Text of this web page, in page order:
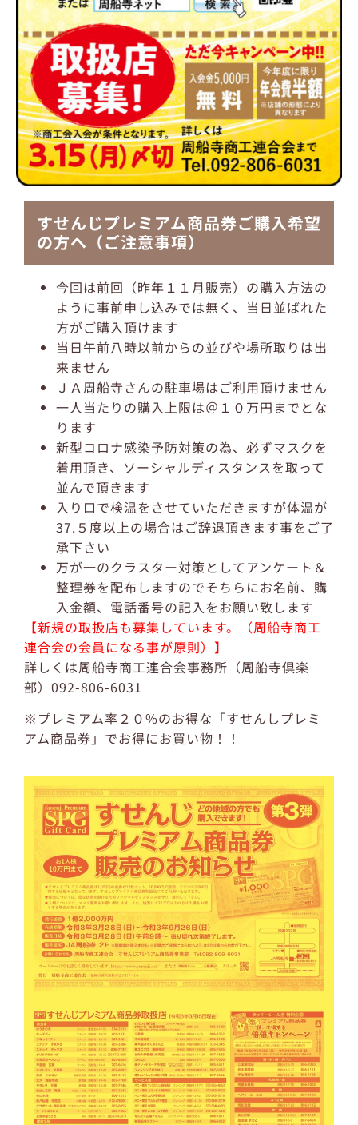
すせんじプレミアム商品券ご購入希望
の方へ（ご注意事項）
今回は前回（昨年１１月販売）の購入方法の
ように事前申し込みでは無く、当日並ばれた
方がご購入頂けます
当日午前八時以前からの並びや場所取りは出
来ません
ＪＡ周船寺さんの駐車場はご利用頂けません
一人当たりの購入上限は＠１０万円までとな
ります
新型コロナ感染予防対策の為、必ずマスクを
着用頂き、ソーシャルディスタンスを取って
並んで頂きます
入り口で検温をさせていただきますが体温が
37.５度以上の場合はご辞退頂きます事をご了
承下さい
万が一のクラスター対策としてアンケート＆
整理券を配布しますのでそちらにお名前、購
入金額、電話番号の記入をお願い致します
【新規の取扱店も募集しています。（周船寺商工
連合会の会員になる事が原則）】
詳しくは周船寺商工連合会事務所（周船寺倶楽
部）092-806-6031
※プレミアム率２０%のお得な「すせんしプレミ
アム商品券」でお得にお買い物！！